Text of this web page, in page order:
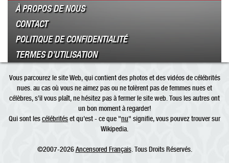
À PROPOS DE NOUS
CONTACT
POLITIQUE DE CONFIDENTIALITÉ
TERMES D’UTILISATION
Vous parcourez le site Web, qui contient des photos et des vidéos de célébrités
nues. au cas où vous ne aimez pas ou ne tolèrent pas de femmes nues et
célèbres, s’il vous plaît, ne hésitez pas à fermer le site web. Tous les autres ont
un bon moment à regarder!
Qui sont lescélébritéset qu'est - ce que "nu" signifie, vous pouvez trouver sur
Wikipedia.
©2007-2026Ancensored Français. Tous Droits Réservés.